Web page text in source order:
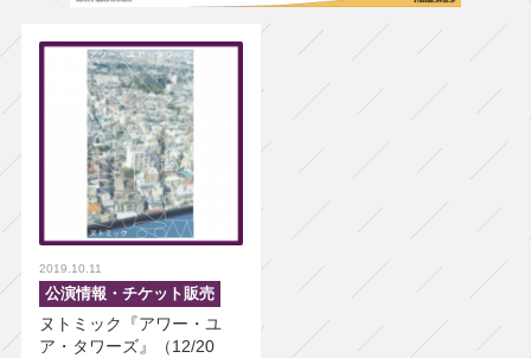
2019.10.11
公演情報・チケット販売
ヌトミック『アワー・ユ
ア・タワーズ』（12/20